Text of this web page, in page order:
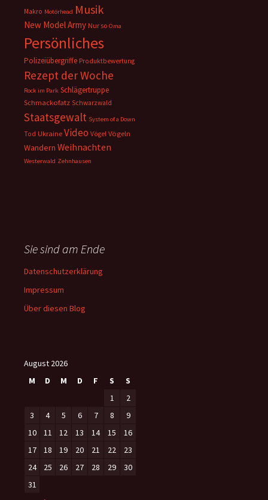
Makro Motörhead Musik
New Model Army Nur so Oma
Persönliches
Polizeiübergriffe Produktbewertung
Rezept der Woche
Rock im Park Schlägertruppe
Schmackofatz Schwarzwald
Staatsgewalt System of a Down
Tod Ukraine Video Vögel Vögeln
Wandern Weihnachten
Westerwald Zehnhausen
Sie sind am Ende
Datenschutzerklärung
Impressum
Über diesen Blog
August 2026
M
D M D F S
S
1
2
3
4 5 6 7 8
9
10
11 12 13 14 15
16
17
18 19 20 21 22
23
24
25 26 27 28 29
30
31